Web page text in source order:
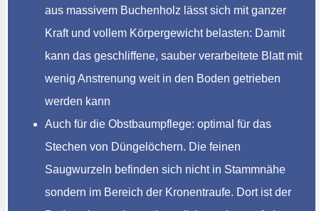
aus massivem Buchenholz lässt sich mit ganzer
Kraft und vollem Körpergewicht belasten: Damit
kann das geschliffene, sauber verarbeitete Blatt mit
wenig Anstrenung weit in den Boden getrieben
werden kann
Auch für die Obstbaumpflege: optimal für das
Stechen von Düngelöchern. Die feinen
Saugwurzeln befinden sich nicht in Stammnähe
sondern im Bereich der Kronentraufe. Dort ist der